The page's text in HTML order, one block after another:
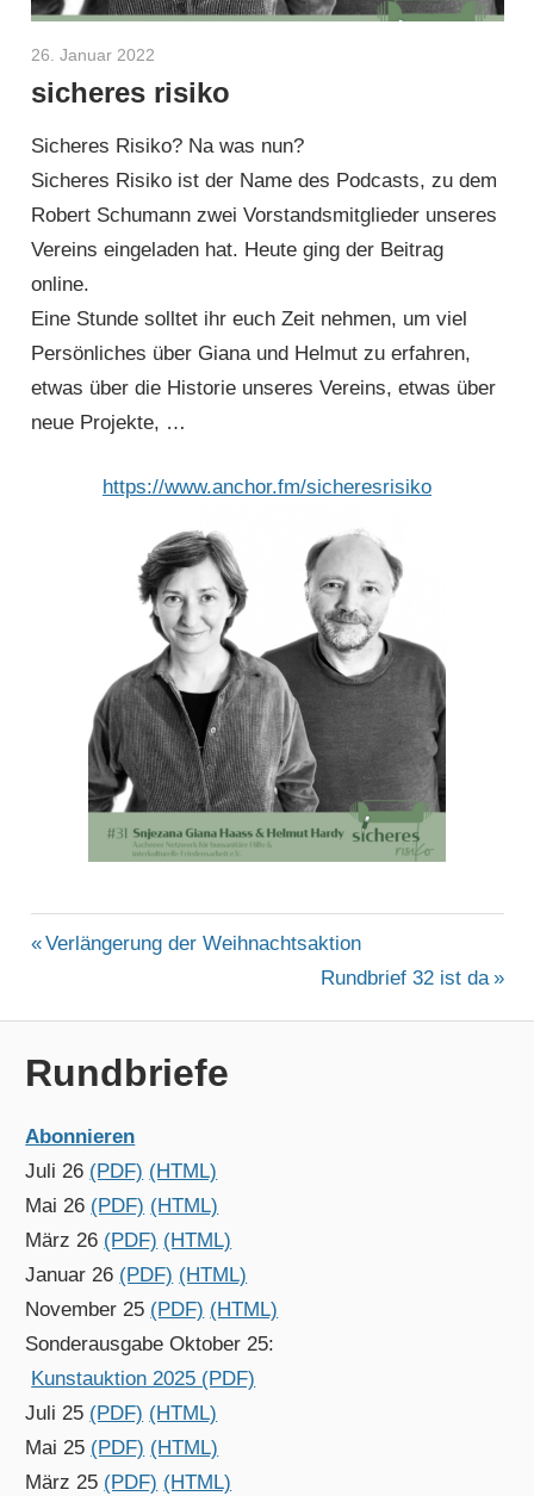
26. Januar 2022
sicheres risiko
Sicheres Risiko? Na was nun?
Sicheres Risiko ist der Name des Podcasts, zu dem
Robert Schumann zwei Vorstandsmitglieder unseres
Vereins eingeladen hat. Heute ging der Beitrag
online.
Eine Stunde solltet ihr euch Zeit nehmen, um viel
Persönliches über Giana und Helmut zu erfahren,
etwas über die Historie unseres Vereins, etwas über
neue Projekte, …
https://www.anchor.fm/sicheresrisiko
ALLGEMEIN
Beitragsnavigation
Vorheriger
Verlängerung der Weihnachtsaktion
Nächster
Rundbrief 32 ist da
Rundbriefe
Abonnieren
Juli 26 (PDF) (HTML)
Mai 26 (PDF) (HTML)
März 26 (PDF) (HTML)
Januar 26 (PDF) (HTML)
November 25 (PDF) (HTML)
Sonderausgabe Oktober 25:
Kunstauktion 2025 (PDF)
Juli 25 (PDF) (HTML)
Mai 25 (PDF) (HTML)
März 25 (PDF) (HTML)